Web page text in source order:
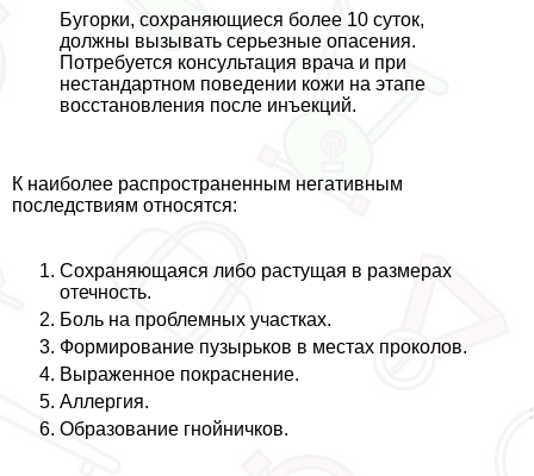
Бугорки, сохраняющиеся более 10 суток,
должны вызывать серьезные опасения.
Потребуется консультация врача и при
нестандартном поведении кожи на этапе
восстановления после инъекций.
К наиболее распространенным негативным
последствиям относятся:
Сохраняющаяся либо растущая в размерах
отечность.
Боль на проблемных участках.
Формирование пузырьков в местах проколов.
Выраженное покраснение.
Аллергия.
Образование гнойничков.